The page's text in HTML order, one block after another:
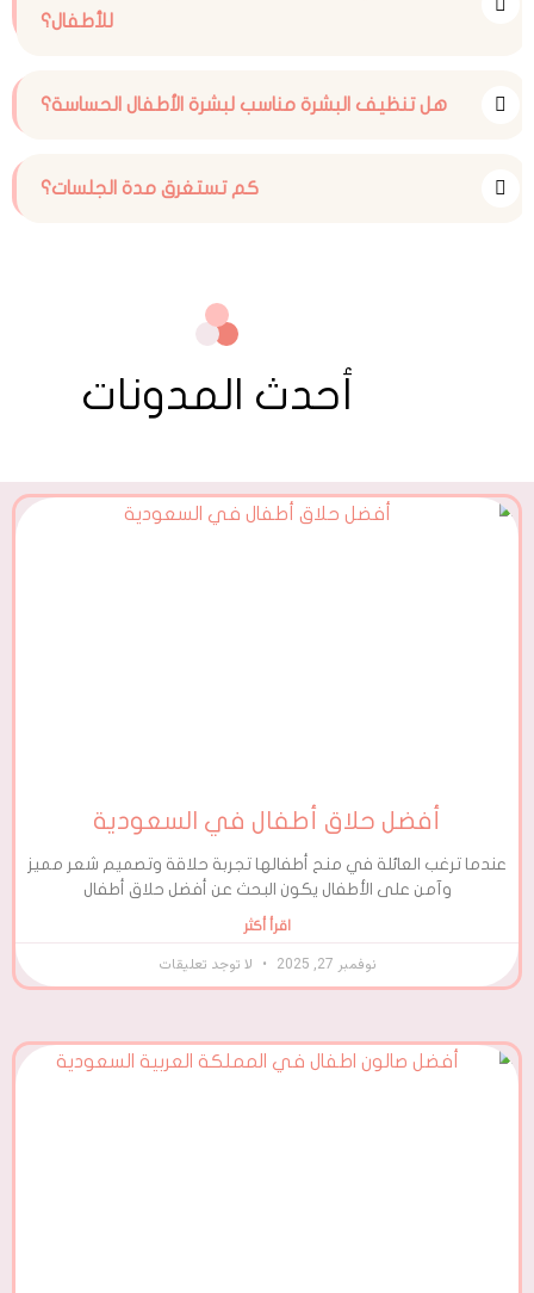
للأطفال؟
هل تنظيف البشرة مناسب لبشرة الأطفال الحساسة؟
كم تستغرق مدة الجلسات؟
أحدث المدونات
أفضل حلاق أطفال في السعودية
عندما ترغب العائلة في منح أطفالها تجربة حلاقة وتصميم شعر مميز
وآمن على الأطفال يكون البحث عن أفضل حلاق أطفال
اقرأ أكثر
نوفمبر 27, 2025 لا توجد تعليقات